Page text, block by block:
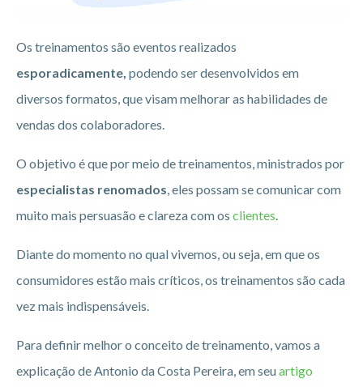
Os treinamentos são eventos realizados
esporadicamente, podendo ser desenvolvidos em
diversos formatos, que visam melhorar as habilidades de
vendas dos colaboradores.
O objetivo é que por meio de treinamentos, ministrados por
especialistas renomados , eles possam se comunicar com
muito mais persuasão e clareza com os clientes
Diante do momento no qual vivemos, ou seja, em que os
consumidores estão mais críticos, os treinamentos são cada
vez mais indispensáveis.
Para definir melhor o conceito de treinamento, vamos a
explicação de Antonio da Costa Pereira, em seuartigo